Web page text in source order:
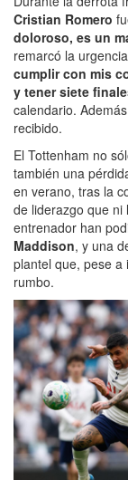
Cristian Romero
doloroso, es un
remarcó la
cumplir con mis
y tener siete
calendario.
recibido.
El Tottenham no
también una
en verano, tras la
de liderazgo que ni
entrenador han
Maddison, y una
plantel que, pese a
rumbo.